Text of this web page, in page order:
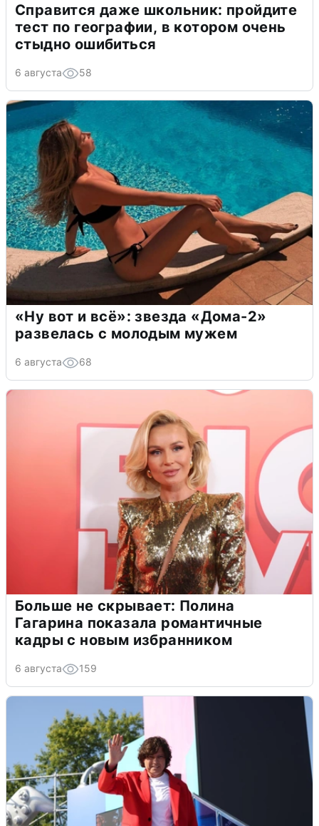
Справится даже школьник: пройдите
тест по географии, в котором очень
стыдно ошибиться
6 августа 58
«Ну вот и всё»: звезда «Дома-2»
развелась с молодым мужем
6 августа 68
Больше не скрывает: Полина
Гагарина показала романтичные
кадры с новым избранником
6 августа 159